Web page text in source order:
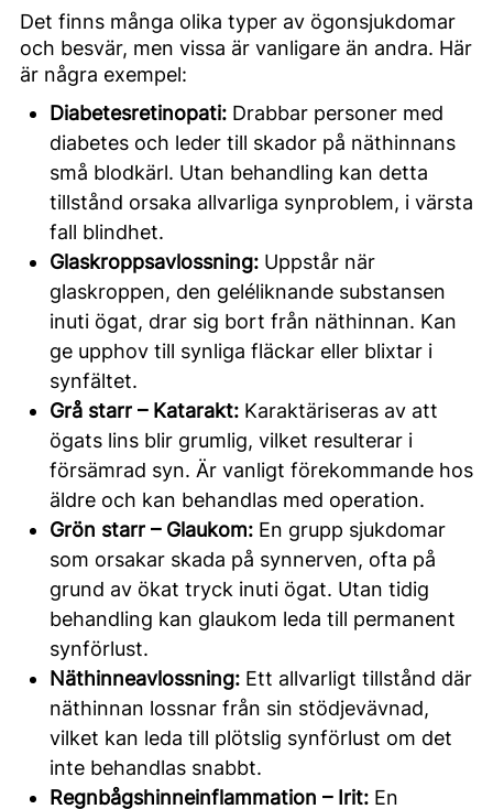
Det finns många olika typer av ögonsjukdomar
och besvär, men vissa är vanligare än andra. Här
är några exempel:
Diabetesretinopati: Drabbar personer med
diabetes och leder till skador på näthinnans
små blodkärl. Utan behandling kan detta
tillstånd orsaka allvarliga synproblem, i värsta
fall blindhet.
Glaskroppsavlossning: Uppstår när
glaskroppen, den geléliknande substansen
inuti ögat, drar sig bort från näthinnan. Kan
ge upphov till synliga fläckar eller blixtar i
synfältet.
Grå starr – Katarakt: Karaktäriseras av att
ögats lins blir grumlig, vilket resulterar i
försämrad syn. Är vanligt förekommande hos
äldre och kan behandlas med operation.
Grön starr – Glaukom: En grupp sjukdomar
som orsakar skada på synnerven, ofta på
grund av ökat tryck inuti ögat. Utan tidig
behandling kan glaukom leda till permanent
synförlust.
Näthinneavlossning: Ett allvarligt tillstånd där
näthinnan lossnar från sin stödjevävnad,
vilket kan leda till plötslig synförlust om det
inte behandlas snabbt.
Regnbågshinneinflammation – Irit: En